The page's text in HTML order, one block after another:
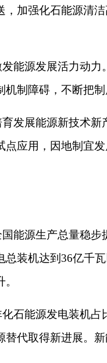
，加强化石能源清
能源发展活力动
机制障碍，不断把
发展能源新技术
点应用，因地制宜
能源生产总量稳
装机达到36亿千
石能源发电装机占
替代取得新进展。